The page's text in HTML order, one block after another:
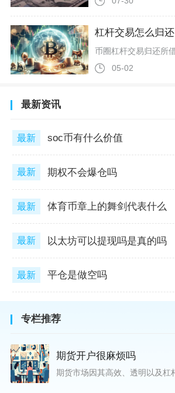
杠杆交易怎么归还
05-02
最新资讯
最新 soc币有什么价值
最新 期权不会爆仓吗
最新 体育币章上的舞剑代表什么
最新 以太坊可以提现吗是真的吗
最新 平仓是做空吗
专栏推荐
期货开户很麻烦吗